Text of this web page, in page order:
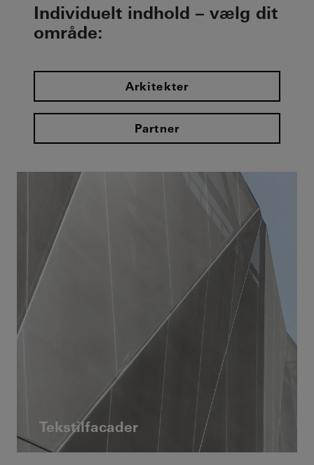
Individuelt indhold – vælg dit
område:
Arkitekter
Partner
Tekstilfacader